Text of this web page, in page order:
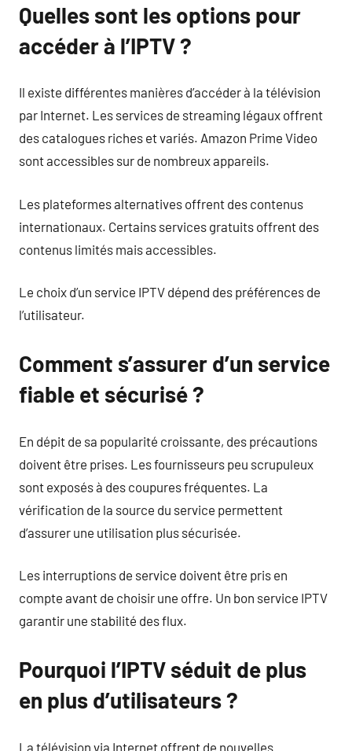
Quelles sont les options pour
accéder à l’IPTV ?
Il existe différentes manières d’accéder à la télévision
par Internet. Les services de streaming légaux offrent
des catalogues riches et variés. Amazon Prime Video
sont accessibles sur de nombreux appareils.
Les plateformes alternatives offrent des contenus
internationaux. Certains services gratuits offrent des
contenus limités mais accessibles.
Le choix d’un service IPTV dépend des préférences de
l’utilisateur.
Comment s’assurer d’un service
fiable et sécurisé ?
En dépit de sa popularité croissante, des précautions
doivent être prises. Les fournisseurs peu scrupuleux
sont exposés à des coupures fréquentes. La
vérification de la source du service permettent
d’assurer une utilisation plus sécurisée.
Les interruptions de service doivent être pris en
compte avant de choisir une offre. Un bon service IPTV
garantir une stabilité des flux.
Pourquoi l’IPTV séduit de plus
en plus d’utilisateurs ?
La télévision via Internet offrent de nouvelles